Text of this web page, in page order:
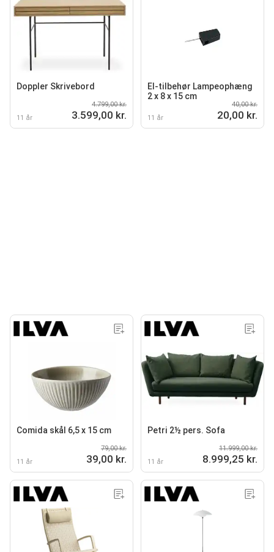
Doppler Skrivebord
11 år
4.799,00 kr.
3.599,00 kr.
El-tilbehør Lampeophæng
2 x 8 x 15 cm
11 år
40,00 kr.
20,00 kr.
Comida skål 6,5 x 15 cm
11 år
79,00 kr.
39,00 kr.
Petri 2½ pers. Sofa
11 år
11.999,00 kr.
8.999,25 kr.